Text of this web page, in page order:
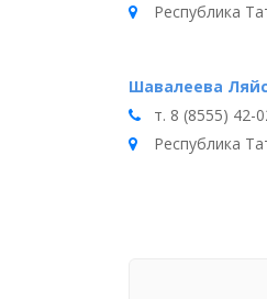
Республика
Шавалеева
т. 8 (8555) 42-
Республика